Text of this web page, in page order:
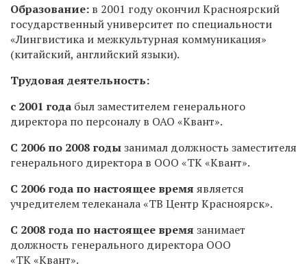
Образование: в 2001 году окончил Красноярский
государственный университет по специальности
«Лингвистика и межкультурная коммуникация»
(китайский, английский языки).
Трудовая деятельность:
с 2001 года был заместителем генерального
директора по персоналу в ОАО «Квант».
С 2006 по 2008 годызанимал должность заместителя
генерального директора в ООО «ТК «Квант».
С 2006 года по настоящее время является
учредителем телеканала «ТВ Центр Красноярск».
С 2008 года по настоящее время занимает
должность генерального директора ООО
«ТК «Квант».